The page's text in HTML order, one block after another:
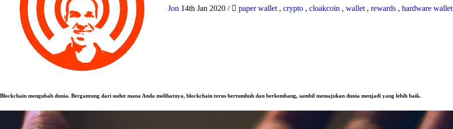
Jon 14th Jan 2020 / paper wallet , crypto , cloakcoin , wallet , rewards , hardware wallet
Blockchain mengubah dunia. Bergantung dari sudut mana Anda melihatnya, blockchain terus bertumbuh dan berkembang, sambil memajukan dunia menjadi yang lebih baik.